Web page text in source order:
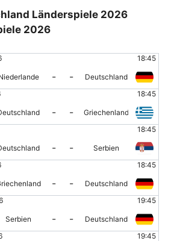
Länderspiele 2026
2026
18:45
- -
Deutschland
18:45
- -
Griechenland
18:45
- -
Serbien
18:45
- -
Deutschland
19:45
Serbien - -
Deutschland
19:45